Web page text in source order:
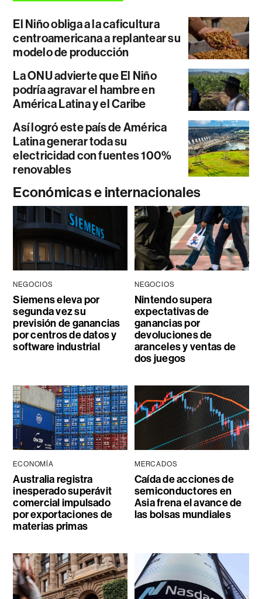
El Niño obliga a la caficultura
centroamericana a replantear su
modelo de producción
La ONU advierte que El Niño
podría agravar el hambre en
América Latina y el Caribe
Así logró este país de América
Latina generar toda su
electricidad con fuentes 100%
renovables
Económicas e internacionales
NEGOCIOS
Siemens eleva por
segunda vez su
previsión de ganancias
por centros de datos y
software industrial
NEGOCIOS
Nintendo supera
expectativas de
ganancias por
devoluciones de
aranceles y ventas de
dos juegos
ECONOMÍA
Australia registra
inesperado superávit
comercial impulsado
por exportaciones de
materias primas
MERCADOS
Caída de acciones de
semiconductores en
Asia frena el avance de
las bolsas mundiales